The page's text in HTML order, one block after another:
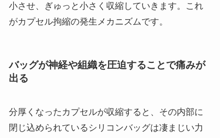
小させ、ぎゅっと小さく収縮していきます。これ
がカプセル拘縮の発生メカニズムです。
バッグが神経や組織を圧迫することで痛みが
出る
分厚くなったカプセルが収縮すると、その内部に
閉じ込められているシリコンバッグは凄まじい力